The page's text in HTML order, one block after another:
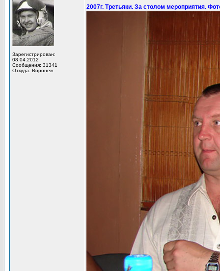
Зарегистрирован:
08.04.2012
Сообщения: 31341
Откуда: Воронеж
2007г. Третьяки. За столом мероприятия.